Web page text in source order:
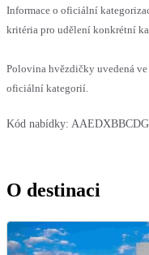
Informace o oficiální
kritéria pro udělení konkrétní
Polovina hvězdičky uvedená
oficiální kategorií.
Kód nabídky: AAEDXBBCDG
O destinaci